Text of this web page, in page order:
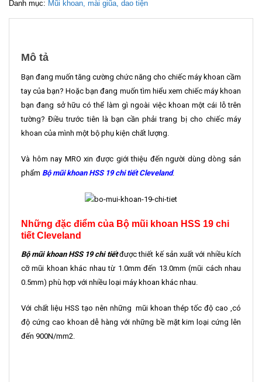
Danh mục: Mũi khoan, mài giũa, dao tiện
Mô tả
Bạn đang muốn tăng cường chức năng cho chiếc máy khoan cầm
tay của bạn? Hoặc bạn đang muốn tìm hiểu xem chiếc máy khoan
bạn đang sở hữu có thể làm gì ngoài việc khoan một cái lỗ trên
tường? Điều trước tiên là bạn cần phải trang bị cho chiếc máy
khoan của mình một bộ phụ kiện chất lượng.
Và hôm nay MRO xin được giới thiệu đến người dùng dòng sản
phẩm Bộ mũi khoan HSS 19 chi tiết Cleveland.
Những đặc điểm của Bộ mũi khoan HSS 19 chi
tiết Cleveland
Bộ mũi khoan HSS 19 chi tiếtđược thiết kế sản xuất với nhiều kích
cỡ mũi khoan khác nhau từ 1.0mm đến 13.0mm (mũi cách nhau
0.5mm) phù hợp với nhiều loại máy khoan khác nhau.
Với chất liệu HSS tạo nên những mũi khoan thép tốc độ cao ,có
độ cứng cao khoan dễ hàng với những bề mặt kim loại cứng lên
đến 900N/mm2.